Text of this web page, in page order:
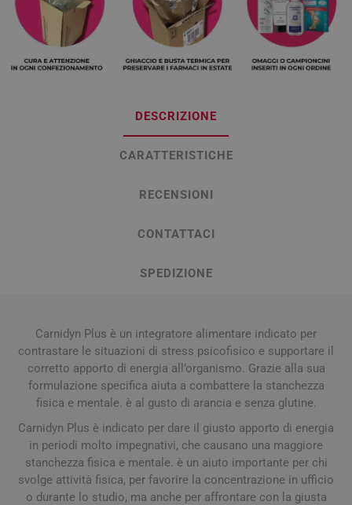
DESCRIZIONE
CARATTERISTICHE
RECENSIONI
CONTATTACI
SPEDIZIONE
Carnidyn Plus è un integratore alimentare indicato per
contrastare le situazioni di stress psicofisico e supportare il
corretto apporto di energia all’organismo. Grazie alla sua
formulazione specifica aiuta a combattere la stanchezza
fisica e mentale. è al gusto di arancia e senza glutine.
Carnidyn Plus è indicato per dare il giusto apporto di energia
in periodi molto impegnativi, che causano una maggiore
stanchezza fisica e mentale. è un aiuto importante per chi
svolge attività fisica, per favorire la concentrazione in ufficio
o durante lo studio, ma anche per affrontare con la giusta